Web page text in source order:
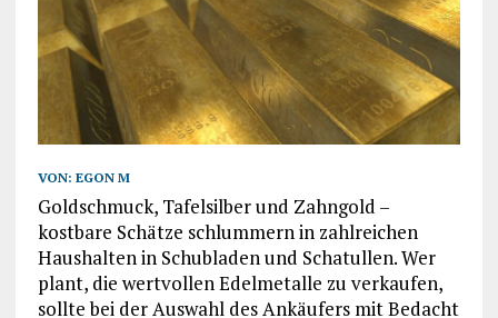
VON: EGON M
Goldschmuck, Tafelsilber und Zahngold –
kostbare Schätze schlummern in zahlreichen
Haushalten in Schubladen und Schatullen. Wer
plant, die wertvollen Edelmetalle zu verkaufen,
sollte bei der Auswahl des Ankäufers mit Bedacht